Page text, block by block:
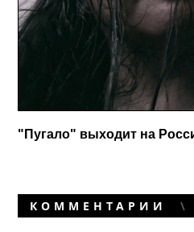
"Пугало" выходит на
КОММЕНТАРИИ